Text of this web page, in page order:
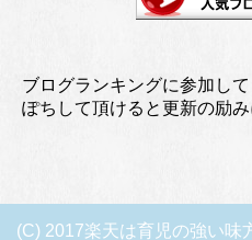
ブログランキングに参加して
ぽちして頂けると更新の励
(C) 2017楽天は育児の強い味